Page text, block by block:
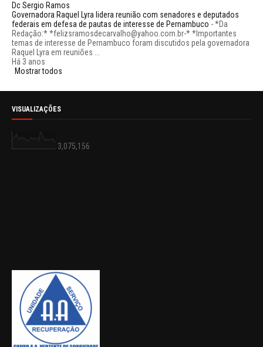
Dc Sergio Ramos
Governadora Raquel Lyra lidera reunião com senadores e deputados
federais em defesa de pautas de interesse de Pernambuco -*Da
Redação:* *felizsramosdecarvalho@yahoo.com.br-* *Importantes
temas de interesse de Pernambuco foram discutidos pela governadora
Raquel Lyra em reuniões ...
Há 3 anos
Mostrar todos
VISUALIZAÇÕES
3,075,156